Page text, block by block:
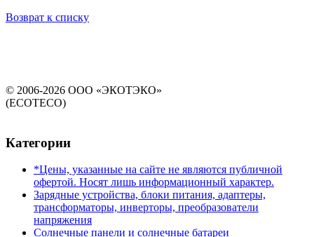
Возврат к списку
© 2006-2026 ООО «ЭКОТЭКО»
(ECOTECO)
Категории
*Цены, указанные на сайте не являются публичной
офертой. Носят лишь информационный характер.
Зарядные устройства, блоки питания, адаптеры,
трансформаторы, инверторы, преобразователи
напряжения
Солнечные панели и солнечные батареи